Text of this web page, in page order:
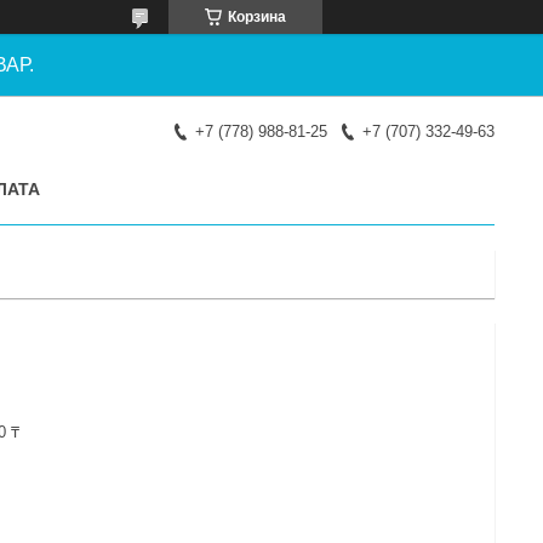
Корзина
+7 (778) 988-81-25 +7 (707) 332-49-63
₸